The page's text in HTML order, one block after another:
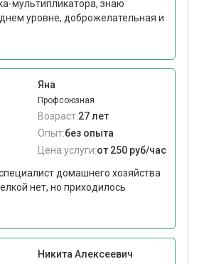
мультипликатора, знаю
уровне, доброжелательная и
Яна
Профсоюзная
Возраст:27 лет
Опыт:без опыта
Цена услуги:от 250 руб/час
домашнего хозяйства
нет, но приходилось
Никита Алексеевич